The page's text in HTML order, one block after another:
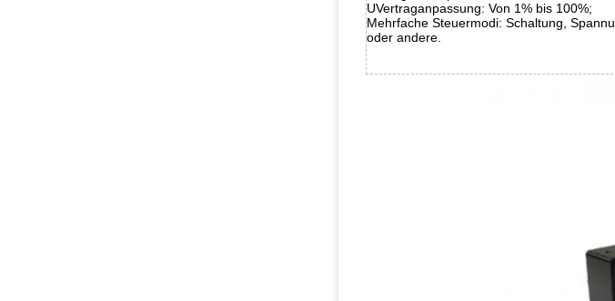
UVertraganpassung: Von 1% bis 100%;
Mehrfache Steuermodi: Schaltung,
oder andere.